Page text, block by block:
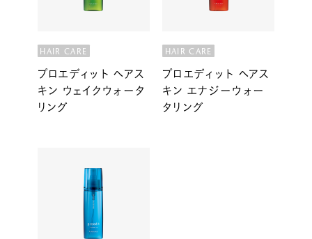
HAIR CARE
プロエディット ヘアス
キン ウェイクウォータ
リング
HAIR CARE
プロエディット ヘアス
キン エナジーウォー
タリング